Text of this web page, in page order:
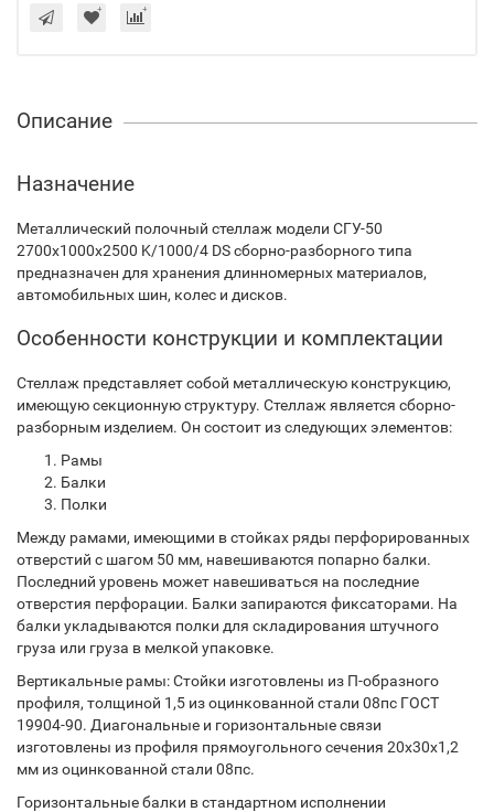
Описание
Назначение
Металлический полочный стеллаж модели СГУ-50
2700х1000х2500 K/1000/4 DS сборно-разборного типа
предназначен для хранения длинномерных материалов,
автомобильных шин, колес и дисков.
Особенности конструкции и комплектации
Стеллаж представляет собой металлическую конструкцию,
имеющую секционную структуру. Стеллаж является сборно-
разборным изделием. Он состоит из следующих элементов:
Рамы
Балки
Полки
Между рамами, имеющими в стойках ряды перфорированных
отверстий с шагом 50 мм, навешиваются попарно балки.
Последний уровень может навешиваться на последние
отверстия перфорации. Балки запираются фиксаторами. На
балки укладываются полки для складирования штучного
груза или груза в мелкой упаковке.
Вертикальные рамы: Стойки изготовлены из П-образного
профиля, толщиной 1,5 из оцинкованной стали 08пс ГОСТ
19904-90. Диагональные и горизонтальные связи
изготовлены из профиля прямоугольного сечения 20х30х1,2
мм из оцинкованной стали 08пс.
Горизонтальные балки в стандартном исполнении